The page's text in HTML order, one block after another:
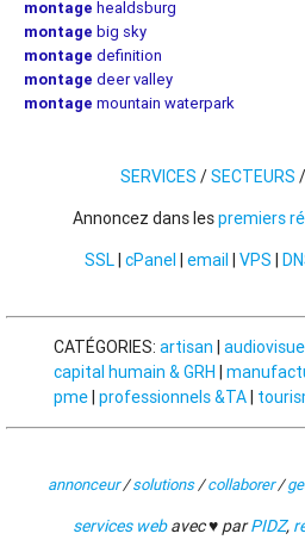
montage healdsburg
montage big sky
montage definition
montage deer valley
montage mountain waterpark
SERVICES /SECTEURS /
Annoncez dans lespremiers
SSL| cPanel | email | VPS |
CATÉGORIES: artisan |
capital humain & GRH |
pme| professionnels &TA|
annonceur/solutions/collaborer/
services webavec ♥ parPIDZ,